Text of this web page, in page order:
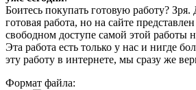
Боитесь покупать готовую работу?
готовая работа, но на сайте представлен
свободном доступе самой этой работы
Эта работа есть только у нас и нигде
эту работу в интернете, мы сразу же
Формат файла: